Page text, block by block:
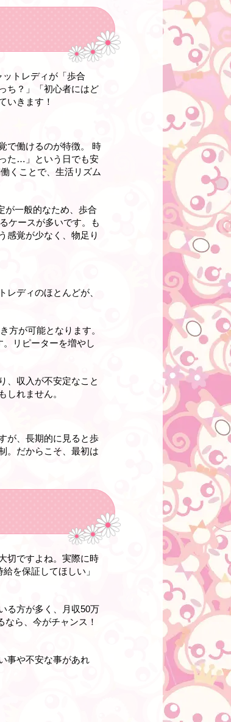
トレディが「歩合
ち？」「初心者にはど
いきます！
で働けるのが特徴。 時
た…」という日でも安
くことで、生活リズム
が一般的なため、歩合
ケースが多いです。も
感覚が少なく、物足り
ディのほとんどが、
方が可能となります。
リピーターを増やし
、収入が不安定なこと
れません。
が、長期的に見ると歩
。だからこそ、最初は
切ですよね。実際に時
を保証してほしい」
る方が多く、月収50万
ら、今がチャンス！
事や不安な事があれ